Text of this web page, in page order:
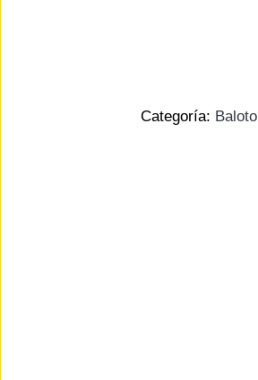
Categoría: Baloto